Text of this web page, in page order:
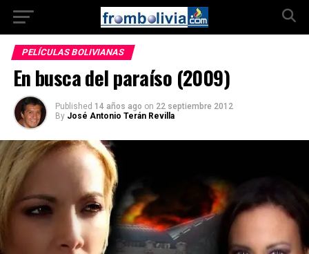
PELÍCULAS BOLIVIANAS
En busca del paraíso (2009)
Published 14 años ago on 22 septiembre 2012
By José Antonio Terán Revilla